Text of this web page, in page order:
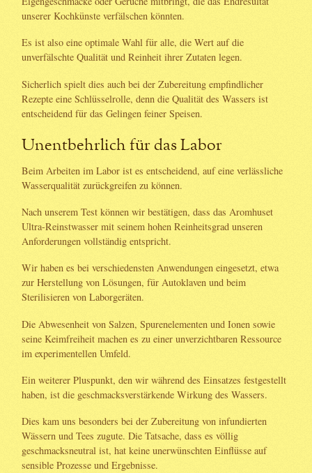
unserer Kochkünste verfälschen könnten.
Es ist also eine optimale Wahl für alle, die Wert auf die
unverfälschte Qualität und Reinheit ihrer Zutaten legen.
Sicherlich spielt dies auch bei der Zubereitung empfindlicher
Rezepte eine Schlüsselrolle, denn die Qualität des Wassers ist
entscheidend für das Gelingen feiner Speisen.
Unentbehrlich für das Labor
Beim Arbeiten im Labor ist es entscheidend, auf eine verlässliche
Wasserqualität zurückgreifen zu können.
Nach unserem Test können wir bestätigen, dass das Aromhuset
Ultra-Reinstwasser mit seinem hohen Reinheitsgrad unseren
Anforderungen vollständig entspricht.
Wir haben es bei verschiedensten Anwendungen eingesetzt, etwa
zur Herstellung von Lösungen, für Autoklaven und beim
Sterilisieren von Laborgeräten.
Die Abwesenheit von Salzen, Spurenelementen und Ionen sowie
seine Keimfreiheit machen es zu einer unverzichtbaren Ressource
im experimentellen Umfeld.
Ein weiterer Pluspunkt, den wir während des Einsatzes festgestellt
haben, ist die geschmacksverstärkende Wirkung des Wassers.
Dies kam uns besonders bei der Zubereitung von infundierten
Wässern und Tees zugute. Die Tatsache, dass es völlig
geschmacksneutral ist, hat keine unerwünschten Einflüsse auf
sensible Prozesse und Ergebnisse.